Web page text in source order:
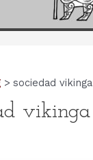
sociedad vikinga
vikinga